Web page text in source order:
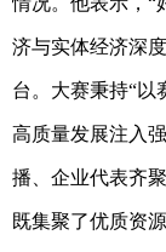
济与实体经济深
台。大赛秉持“以
高质量发展注入
播、企业代表齐
既集聚了优质资